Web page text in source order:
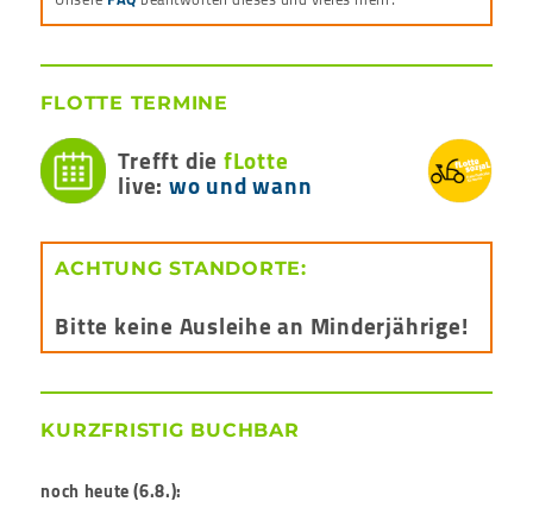
FLOTTE TERMINE
Trefft diefLotte
live:wo und wann
ACHTUNG STANDORTE:
Bitte keine Ausleihe an Minderjährige!
KURZFRISTIG BUCHBAR
noch heute (6.8.):